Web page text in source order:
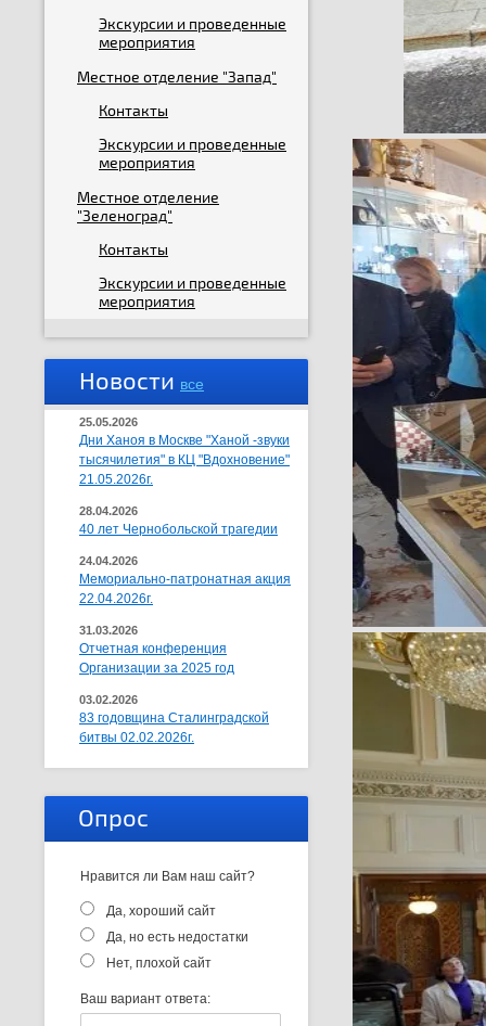
Экскурсии и проведенные
мероприятия
Местное отделение "Запад"
Контакты
Экскурсии и проведенные
мероприятия
Местное отделение
"Зеленоград"
Контакты
Экскурсии и проведенные
мероприятия
Новости все
25.05.2026
Дни Ханоя в Москве "Ханой -звуки
тысячилетия" в КЦ "Вдохновение"
21.05.2026г.
28.04.2026
40 лет Чернобольской трагедии
24.04.2026
Мемориально-патронатная акция
22.04.2026г.
31.03.2026
Отчетная конференция
Организации за 2025 год
03.02.2026
83 годовщина Сталинградской
битвы 02.02.2026г.
Опрос
Нравится ли Вам наш сайт?
Да, хороший сайт
Да, но есть недостатки
Нет, плохой сайт
Ваш вариант ответа: